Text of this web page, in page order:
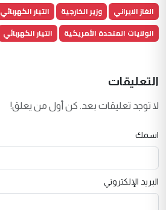
الغاز الايراني
وزير الخارجية
التيار الكهربائي
الولايات المتحدة الأمريكية
التيار الكهربائي
التعليقات
لا توجد تعليقات بعد. كن أول من يعلق!
اسمك
البريد الإلكتروني